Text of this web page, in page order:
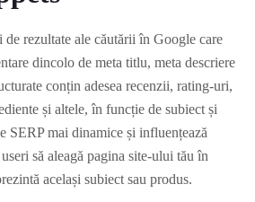
rezultate ale căutării în Google care
dincolo de meta titlu, meta descriere
conțin adesea recenzii, rating-uri,
și altele, în funcție de subiect și
SERP mai dinamice și influențează
să aleagă pagina site-ului tău în
același subiect sau produs.